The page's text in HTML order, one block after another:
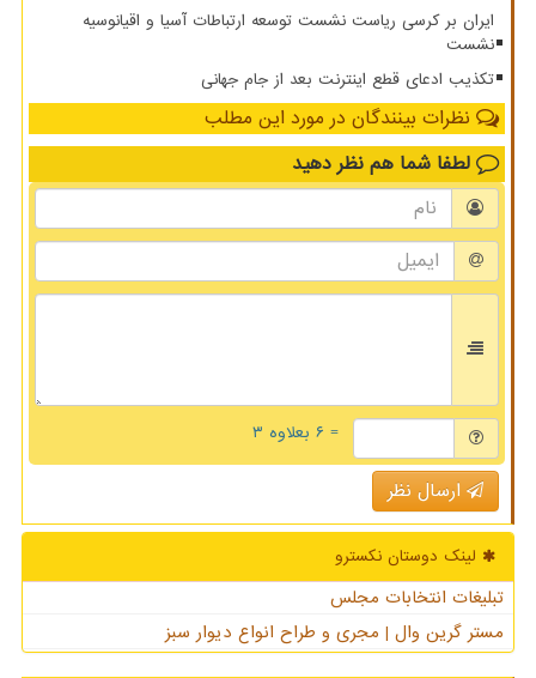
ایران بر کرسی ریاست نشست توسعه ارتباطات آسیا و اقیانوسیه
نشست
تکذیب ادعای قطع اینترنت بعد از جام جهانی
نظرات بینندگان در مورد این مطلب
لطفا شما هم نظر دهید
= ۶ بعلاوه ۳
ارسال نظر
لینک دوستان نكسترو
تبلیغات انتخابات مجلس
مستر گرین وال | مجری و طراح انواع دیوار سبز